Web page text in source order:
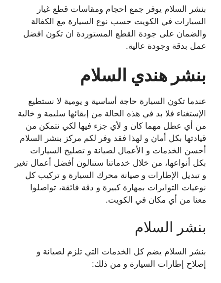
بنشر السلام يوفر جمع احجام ومقاسات قطع غيار
السيارات في الكويت حسب نوع السيارة مع الكفالة
والضمان على جودة القطع المستوردة ان تكون افضل
عمل بدقة وجودة عالية.
بنشر هندي السلام
عندما تكون السيارة حاجة أساسية و يومية لا نستطيع
الإستغناء فلا بد في هذه الحالة من إبقائها سليمة و خالية
من أي عطل مهما كان و لأي جزء فيها لكي نتمكن من
قيادتها بكل أمان و لهذا فقد وفر لكم مركز بنشر السلام
أحسن الخدمات و الأعمال لصيانة و تصليح السيارات
بكل أنواعها، من خلال خدماتنا ستنالون أفضل أعمال تغير
و تبديل الإطارات و صيانة محرك السيارة و تركيب كل
نوعيات التوايرات بمهارة كبيرة و دقة فائقة، تواصلوا
معنا من أي مكان في الكويت.
بنشر السلام
بنشر السلام يضم كل الخدمات التي تلزم لصيانة و
إصلاح إطارات السيارة و من ذلك: